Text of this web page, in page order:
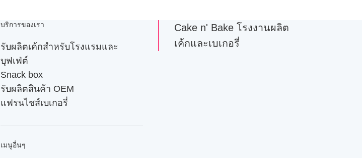
บริการของเรา
รับผลิตเค้กสำหรับโรงแรมและ
บุฟเฟ่ต์
Snack box
รับผลิตสินค้า OEM
แฟรนไชส์เบเกอรี่
เมนูอื่นๆ
Cake n' Bake โรงงานผลิต
เค้กและเบเกอรี่